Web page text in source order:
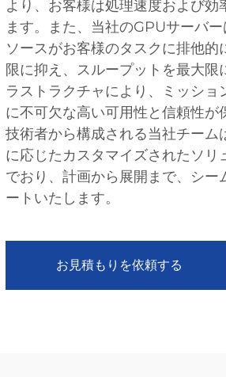
より、お客様は処理速度および
ます。また、当社のGPUサーバ
ソースがお客様のタスクに排他
限に抑え、スループットを最大
ラストラクチャにより、ミッシ
に不可欠な高い可用性と信頼性
技術者から構成される当社チー
に応じたカスタマイズされたソ
でおり、計画から展開まで、シ
ートいたします。
お見積もりを依頼する